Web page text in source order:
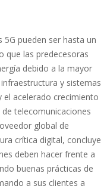
5G pueden ser hasta un
que las predecesoras
debido a la mayor
y sistemas
acelerado crecimiento
telecomunicaciones
global de
crítica digital, concluye
deben hacer frente a
buenas prácticas de
a sus clientes a